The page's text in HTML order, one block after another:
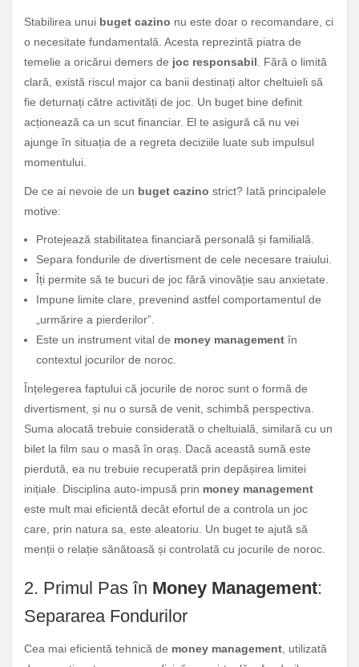
Stabilirea unui buget cazino nu este doar o recomandare, ci
o necesitate fundamentală. Acesta reprezintă piatra de
temelie a oricărui demers de joc responsabil . Fără o limită
clară, există riscul major ca banii destinați altor cheltuieli să
fie deturnați către activități de joc. Un buget bine definit
acționează ca un scut financiar. El te asigură că nu vei
ajunge în situația de a regreta deciziile luate sub impulsul
momentului.
De ce ai nevoie de un buget cazino strict? Iată principalele
motive:
Protejează stabilitatea financiară personală și familială.
Separa fondurile de divertisment de cele necesare traiului.
Îți permite să te bucuri de joc fără vinovăție sau anxietate.
Impune limite clare, prevenind astfel comportamentul de
„urmărire a pierderilor”.
Este un instrument vital de money management în
contextul jocurilor de noroc.
Înțelegerea faptului că jocurile de noroc sunt o formă de
divertisment, și nu o sursă de venit, schimbă perspectiva.
Suma alocată trebuie considerată o cheltuială, similară cu un
bilet la film sau o masă în oraș. Dacă această sumă este
pierdută, ea nu trebuie recuperată prin depășirea limitei
inițiale. Disciplina auto-impusă prin money management
este mult mai eficientă decât efortul de a controla un joc
care, prin natura sa, este aleatoriu. Un buget te ajută să
menții o relație sănătoasă și controlată cu jocurile de noroc.
2. Primul Pas în Money Management:
Separarea Fondurilor
Cea mai eficientă tehnică de money management , utilizată